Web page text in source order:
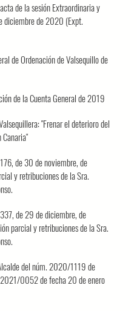
de la sesión Extraordinaria y
diciembre de 2020 (Expt.
de Ordenación de Valsequillo de
de la Cuenta General de 2019
"Frenar el deterioro del
de 30 de noviembre, de
y retribuciones de la Sra.
de 29 de diciembre, de
parcial y retribuciones de la Sra.
del núm. 2020/1119 de
0052 de fecha 20 de enero